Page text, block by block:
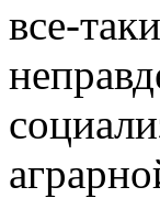
все-